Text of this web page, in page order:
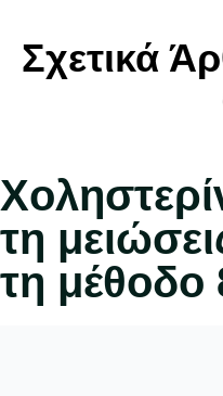
Σχετικά
τη
τη μέθοδο